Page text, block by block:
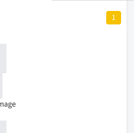
1